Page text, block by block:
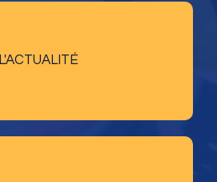
L'ACTUALITÉ